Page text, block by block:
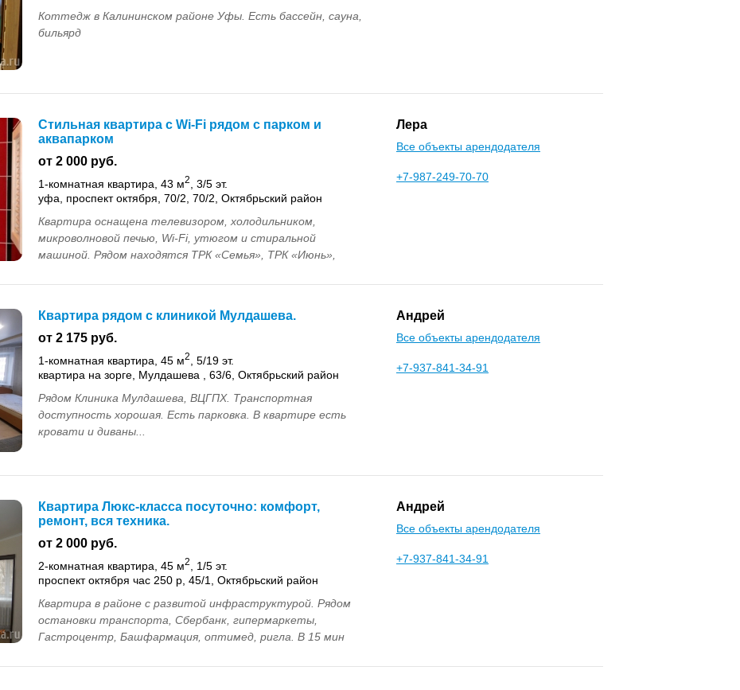
Коттедж в Калининском районе Уфы. Есть бассейн, сауна,
бильярд
Стильная квартира с Wi-Fi рядом с парком и
аквапарком
от 2 000 руб.
1-комнатная квартира, 43 м2
, 3/5 эт.
уфа, проспект октября, 70/2, 70/2, Октябрьский район
Квартира оснащена телевизором, холодильником,
микроволновой печью, Wi-Fi, утюгом и стиральной
машиной. Рядом находятся ТРК «Семья», ТРК «Июнь»,
...
Лера
Все объекты арендодателя
+7-987-249-70-70
Квартира рядом с клиникой Мулдашева.
от 2 175 руб.
1-комнатная квартира, 45 м2
, 5/19 эт.
квартира на зорге, Мулдашева , 63/6, Октябрьский район
Рядом Клиника Мулдашева, ВЦГПХ. Транспортная
доступность хорошая. Есть парковка. В квартире есть
кровати и диваны...
Андрей
Все объекты арендодателя
+7-937-841-34-91
Квартира Люкс-класса посуточно: комфорт,
ремонт, вся техника.
от 2 000 руб.
2-комнатная квартира, 45 м2
, 1/5 эт.
проспект октября час 250 р, 45/1, Октябрьский район
Квартира в районе с развитой инфраструктурой. Рядом
остановки транспорта, Сбербанк, гипермаркеты,
Гастроцентр, Башфармация, оптимед, ригла. В 15 мин
Мулдашева....
Андрей
Все объекты арендодателя
+7-937-841-34-91